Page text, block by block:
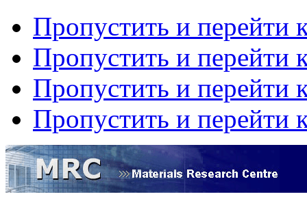
Пропустить и перейти
Пропустить и перейти
Пропустить и перейти
Пропустить и перейти